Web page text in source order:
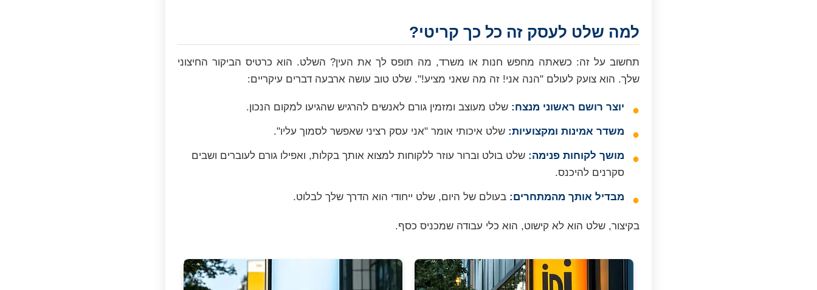
למה שלט לעסק זה כל כך קריטי?
תחשוב על זה: כשאתה מחפש חנות או משרד, מה תופס לך את העין? השלט. הוא כרטיס הביקור החיצוני
שלך. הוא צועק לעולם "הנה אני! זה מה שאני מציע!". שלט טוב עושה ארבעה דברים עיקריים:
יוצר רושם ראשוני מנצח: שלט מעוצב ומזמין גורם לאנשים להרגיש שהגיעו למקום הנכון.
משדר אמינות ומקצועיות: שלט איכותי אומר "אני עסק רציני שאפשר לסמוך עליו".
מושך לקוחות פנימה: שלט בולט וברור עוזר ללקוחות למצוא אותך בקלות, ואפילו גורם לעוברים ושבים
סקרנים להיכנס.
מבדיל אותך מהמתחרים: בעולם של היום, שלט ייחודי הוא הדרך שלך לבלוט.
בקיצור, שלט הוא לא קישוט, הוא כלי עבודה שמכניס כסף.